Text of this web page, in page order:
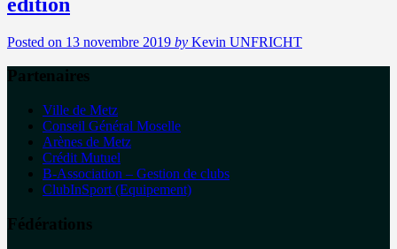
Posted on 13 novembre 2019 by Kevin UNFRICHT
Partenaires
Ville de Metz
Conseil Général Moselle
Arènes de Metz
Crédit Mutuel
B-Association – Gestion de clubs
ClubInSport (Equipement)
Fédérations